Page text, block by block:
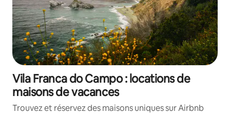
Vila Franca do Campo : locations de
maisons de vacances
Trouvez et réservez des maisons uniques sur Airbnb